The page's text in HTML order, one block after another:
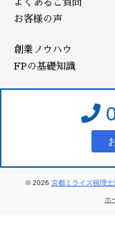
よくあるご質問
お客様の声
創業ノウハウ
FPの基礎知識
© 2026 京都ミライズ税理
ホ